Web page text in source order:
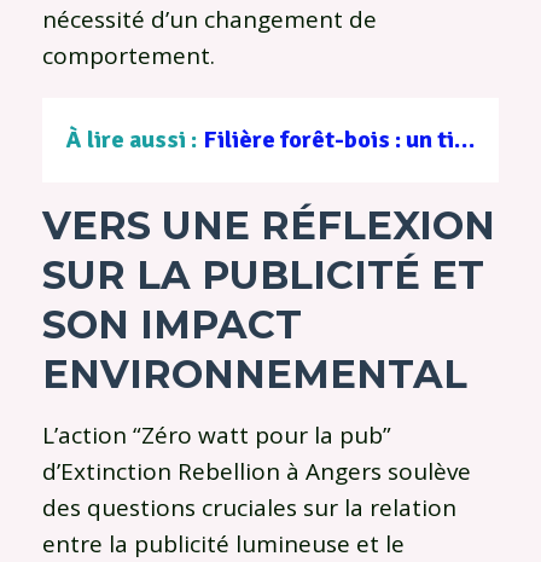
nécessité d’un changement de
comportement.
À lire aussi : Filière forêt-bois : un tissu d’entreprises au service d’une gestion durable
VERS UNE RÉFLEXION
SUR LA PUBLICITÉ ET
SON IMPACT
ENVIRONNEMENTAL
L’action “Zéro watt pour la pub”
d’Extinction Rebellion à Angers soulève
des questions cruciales sur la relation
entre la publicité lumineuse et le